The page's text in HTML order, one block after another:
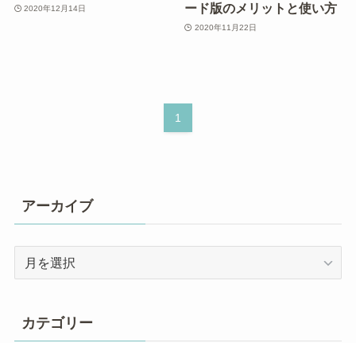
2020年12月14日
ード版のメリットと使い方
2020年11月22日
1
アーカイブ
ブ
カテゴリー